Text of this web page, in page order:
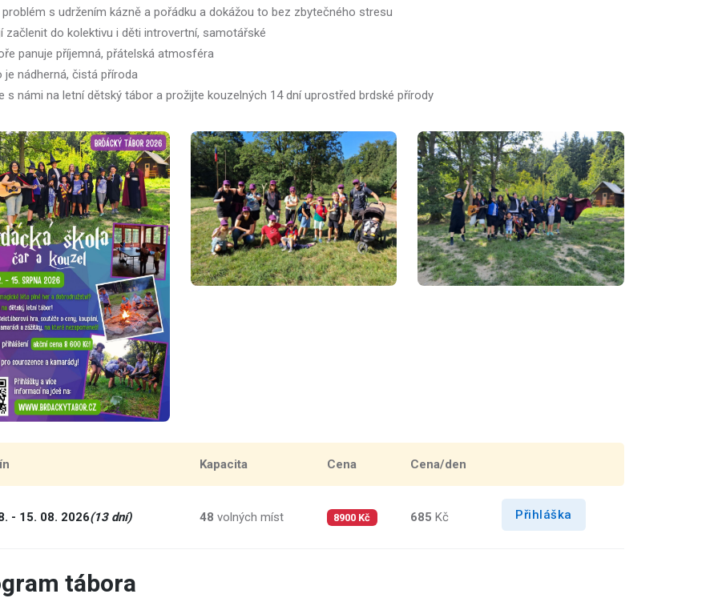
problém s udržením kázně a pořádku a dokážou to bez zbytečného stresu
začlenit do kolektivu i děti introvertní, samotářské
panuje příjemná, přátelská atmosféra
je nádherná, čistá příroda
s námi na letní dětský tábor a prožijte kouzelných 14 dní uprostřed brdské přírody
Kapacita Cena Cena/den
- 15. 08. 2026(13 dní) 48 volných míst 8900 Kč 685 Kč Přihláška
tábora